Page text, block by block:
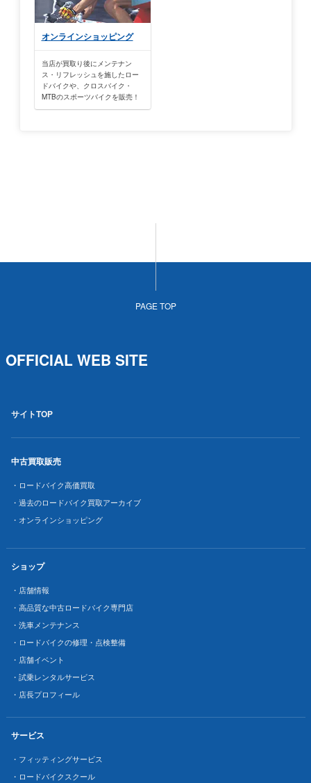
オンラインショッピング
当店が買取り後にメンテナン
ス・リフレッシュを施したロー
ドバイクや、クロスバイク・
MTBのスポーツバイクを販売！
PAGE TOP
OFFICIAL WEB SITE
サイトTOP
中古買取販売
・ロードバイク高価買取
・過去のロードバイク買取アーカイブ
・オンラインショッピング
ショップ
・店舗情報
・高品質な中古ロードバイク専門店
・洗車メンテナンス
・ロードバイクの修理・点検整備
・店舗イベント
・試乗レンタルサービス
・店長プロフィール
サービス
・フィッティングサービス
・ロードバイクスクール